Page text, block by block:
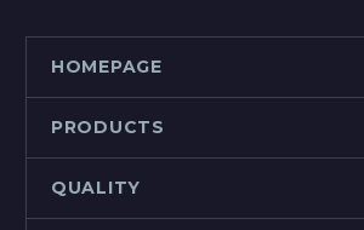
HOMEPAGE
PRODUCTS
QUALITY